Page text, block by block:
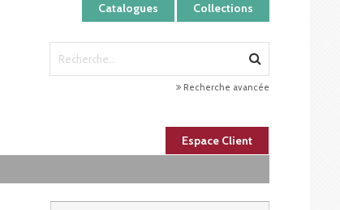
Catalogues Collections
Recherche avancée
Espace Client